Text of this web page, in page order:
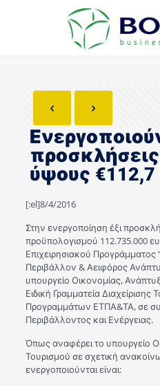
ύψους
[:el]8/4/2016
Στην ενεργοποίηση έξι
προϋπολογισμού 112.735.000
Επιχειρησιακού
Περιβάλλον & Αειφόρος
υπουργείο Οικονομίας,
Ειδική Γραμματεία
Προγραμμάτων ΕΤΠΑ&ΤΑ, σε
Περιβάλλοντος και Ενέργειας.
Όπως αναφέρει το υπουργείο
Τουρισμού σε σχετική
ενεργοποιούνται είναι: